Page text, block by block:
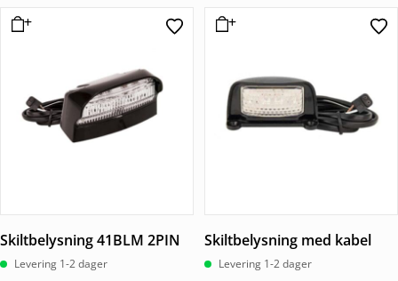
Skiltbelysning 41BLM 2PIN
Levering 1-2 dager
Skiltbelysning med kabel
Levering 1-2 dager